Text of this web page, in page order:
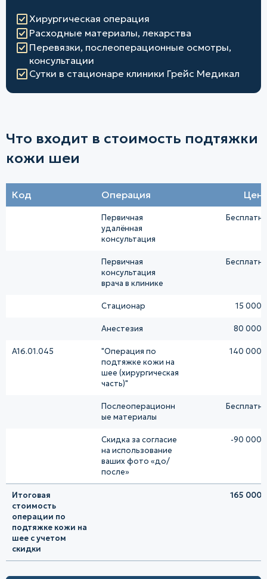
Хирургическая операция
Расходные материалы, лекарства
Перевязки, послеоперационные осмотры,
консультации
Сутки в стационаре клиники Грейс Медикал
Что входит в стоимость подтяжки
кожи шеи
Код Операция
Первичная
удалённая
консультация
Первичная
консультация
врача в клинике
Стационар 15 000
Анестезия 80 000
A16.01.045
"Операция по
подтяжке кожи на
шее (хирургическая
часть)"
140 000
Послеоперационн
ые материалы
Скидка за согласие
на использование
ваших фото «до/
после»
-90 000
Итоговая
стоимость
операции по
подтяжке кожи на
шее с учетом
скидки
165 000